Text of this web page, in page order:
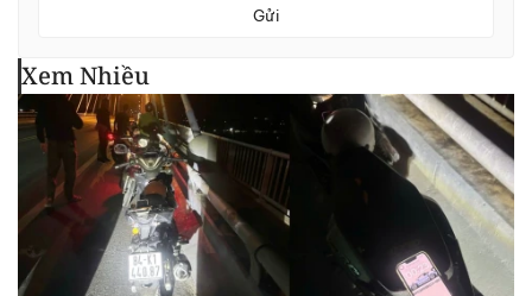
Gửi
Xem Nhiều